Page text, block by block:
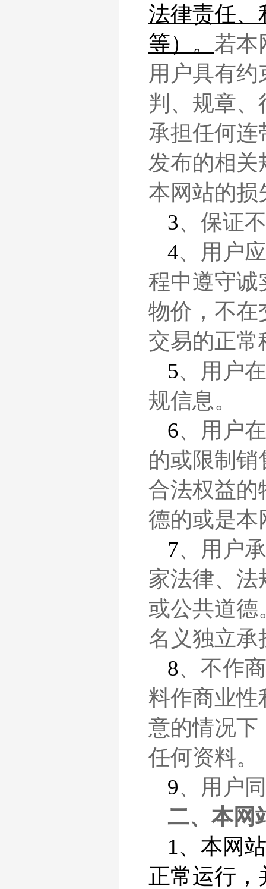
法律责任、
等）。 若本
用户具有约
判、规章
承担任何连
发布的相关
本网站的损
3、保证
4、 用户
程中遵守诚
物价，不在
交易的正常
5、用 户
规信息。
6、 用户
的或限制
合法权益的
德的或是本
7、 用户
家法律、
或公共道德
名义独立承
8、不作
料作商业性
意的情况下
任何资料。
9、用户
二、本网
1、本网
正常运行